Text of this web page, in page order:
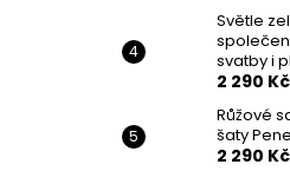
Světle
svatby i
2 290 Kč
Růžové
šaty
2 290 Kč